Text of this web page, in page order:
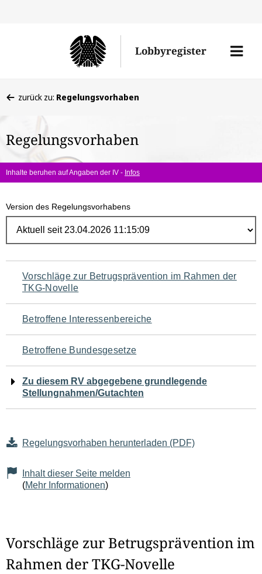
Lobbyregister
Menü
befinden
hier:
zurück zu: Regelungsvorhaben
Regelungsvorhaben
Inhalte beruhen auf Angaben der IV - Infos
Version des Regelungsvorhabens
Navigation
für
den
Seiteninhalt
Vorschläge zur Betrugsprävention im Rahmen der
TKG-Novelle
Betroffene Interessenbereiche
Betroffene Bundesgesetze
Zu diesem RV abgegebene grundlegende
Stellungnahmen/Gutachten
Regelungsvorhaben herunterladen (PDF)
Inhalt dieser Seite melden
(Mehr Informationen)
Vorschläge zur Betrugsprävention im
Rahmen der TKG-Novelle